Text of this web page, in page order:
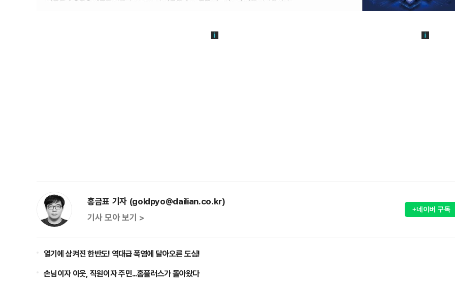
홍금표 기자 (goldpyo@dailian.co.kr)
기사 모아 보기 >
+네이버 구독
열기에 삼켜진 한반도! 역대급 폭염에 달아오른 도심!
손님이자 이웃, 직원이자 주민...홈플러스가 돌아왔다